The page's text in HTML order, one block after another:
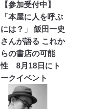
【参加受付中】
「本屋に人を呼ぶ
には？」 飯田一史
さんが語る これか
らの書店の可能
性 8月18日にト
ークイベント